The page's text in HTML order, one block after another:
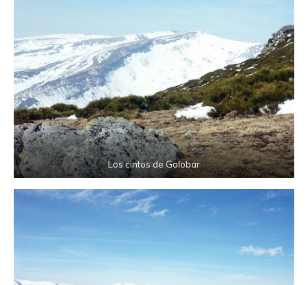
Los cintos de Golobar